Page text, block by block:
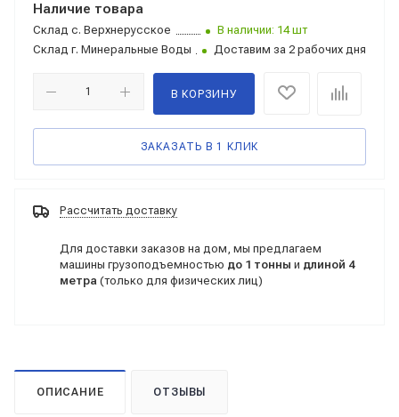
Наличие товара
Склад с. Верхнерусское
В наличии: 14 шт
Склад г. Минеральные Воды Доставим за 2 рабочих дня
В КОРЗИНУ
ЗАКАЗАТЬ В 1 КЛИК
Рассчитать доставку
Для доставки заказов на дом, мы предлагаем
машины грузоподъемностью до 1 тонны и длиной 4
метра (только для физических лиц)
ОПИСАНИЕ ОТЗЫВЫ